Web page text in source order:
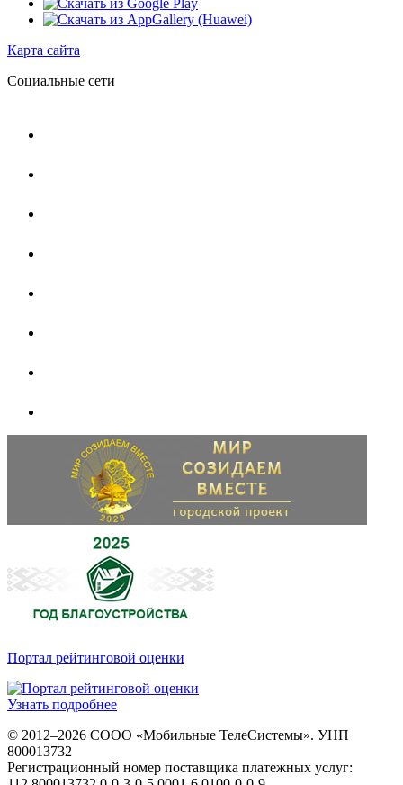
Карта сайта
Социальные сети
Портал рейтинговой оценки
Узнать подробнее
© 2012–2026 СООО «Мобильные ТелеСистемы». УНП
800013732
Регистрационный номер поставщика платежных услуг: